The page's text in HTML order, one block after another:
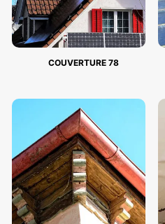
COUVERTURE 78